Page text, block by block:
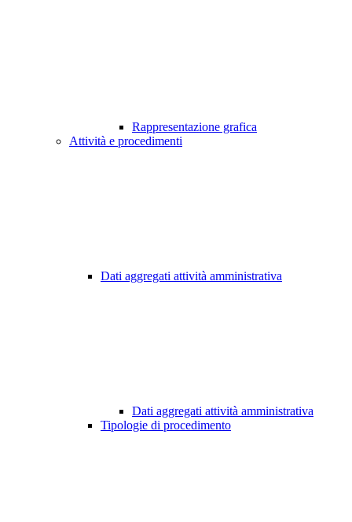
Rappresentazione grafica
Attività e procedimenti
Dati aggregati attività amministrativa
Dati aggregati attività amministrativa
Tipologie di procedimento